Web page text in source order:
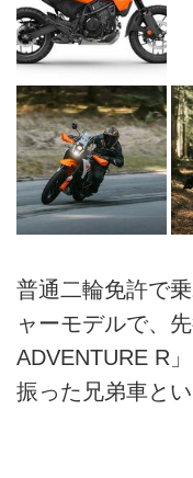
普通二輪免許で
ャーモデルで、
ADVENTURE R
振った兄弟車と